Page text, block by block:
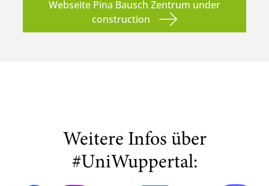
Webseite Pina Bausch Zentrum under
construction
Weitere Infos über
#UniWuppertal: